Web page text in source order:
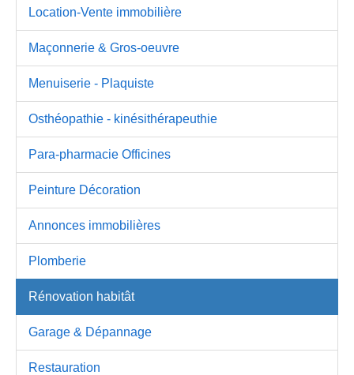
Location-Vente immobilière
Maçonnerie & Gros-oeuvre
Menuiserie - Plaquiste
Osthéopathie - kinésithérapeuthie
Para-pharmacie Officines
Peinture Décoration
Annonces immobilières
Plomberie
Rénovation habitât
Garage & Dépannage
Restauration